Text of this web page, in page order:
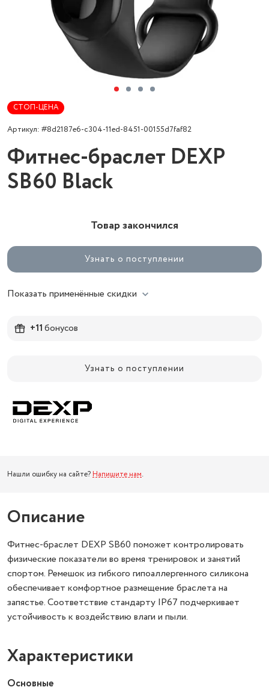
СТОП-ЦЕНА
Артикул: #8d2187e6-c304-11ed-8451-00155d7faf82
Фитнес-браслет DEXP
SB60 Black
Товар закончился
Узнать о поступлении
Показать применённые скидки
+11бонусов
Узнать о поступлении
Нашли ошибку на сайте? Напишите нам.
Описание
Фитнес-браслет DEXP SB60 поможет контролировать
физические показатели во время тренировок и занятий
спортом. Ремешок из гибкого гипоаллергенного силикона
обеспечивает комфортное размещение браслета на
запястье. Соответствие стандарту IP67 подчеркивает
устойчивость к воздействию влаги и пыли.
Характеристики
Основные